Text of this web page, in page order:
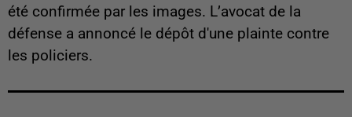
été confirmée par les images. L’avocat de la
défense a annoncé le dépôt d'une plainte contre
les policiers.